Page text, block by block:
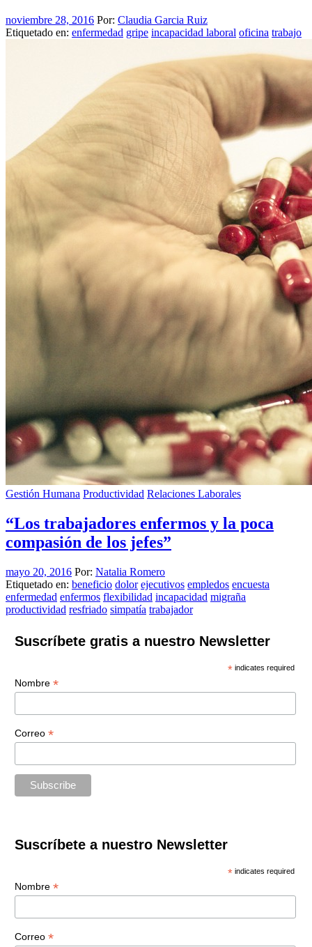
noviembre 28, 2016 Por: Claudia Garcia Ruiz
Etiquetado en: enfermedad gripe incapacidad laboral oficina trabajo
Gestión Humana Productividad Relaciones Laborales
“Los trabajadores enfermos y la poca
compasión de los jefes”
mayo 20, 2016 Por: Natalia Romero
Etiquetado en: beneficio dolor ejecutivos empledos encuesta
enfermedad enfermos flexibilidad incapacidad migraña
productividad resfriado simpatía trabajador
Suscríbete gratis a nuestro Newsletter
* indicates required
Nombre *
Correo *
Suscríbete a nuestro Newsletter
* indicates required
Nombre *
Correo *